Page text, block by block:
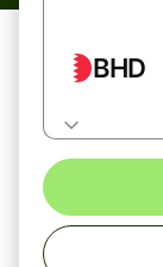
BHD